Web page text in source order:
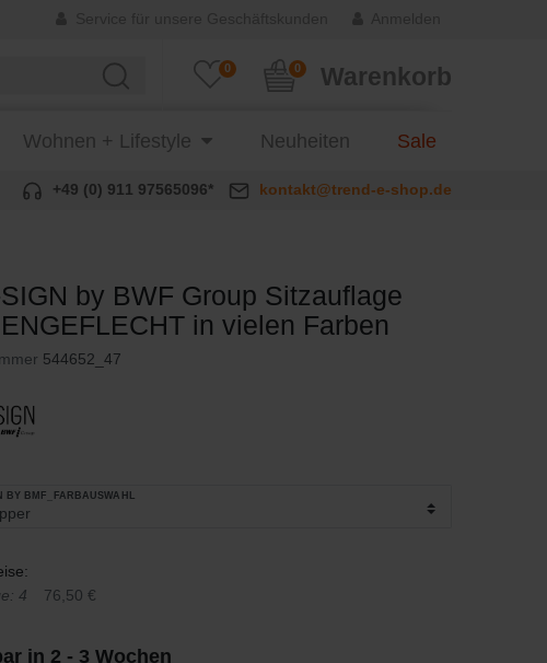
0 Warenkorb
0
Wohnen + Lifestyle Neuheiten Sale
+49 (0) 911 97565096* kontakt@trend-e-shop.de
by BWF Group Sitzauflage
in vielen Farben
544652_47
BY BMF_FARBAUSWAHL
4
76,50 €
in 2 - 3 Wochen